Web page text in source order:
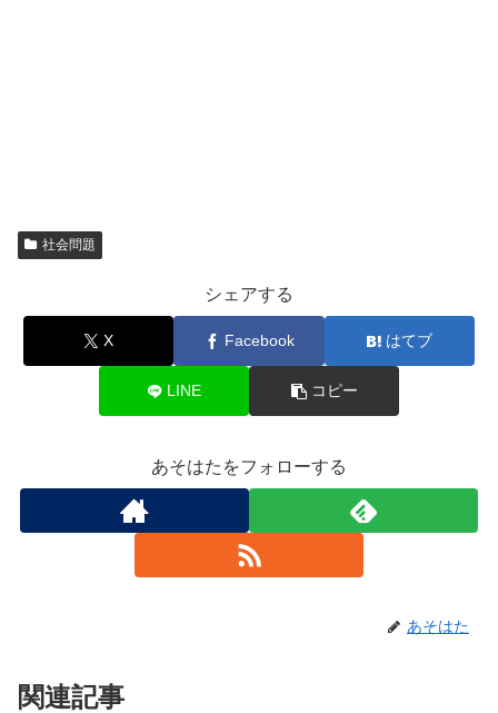
社会問題
シェアする
X Facebook はてブ
LINE コピー
あそはたをフォローする
あそはた
関連記事